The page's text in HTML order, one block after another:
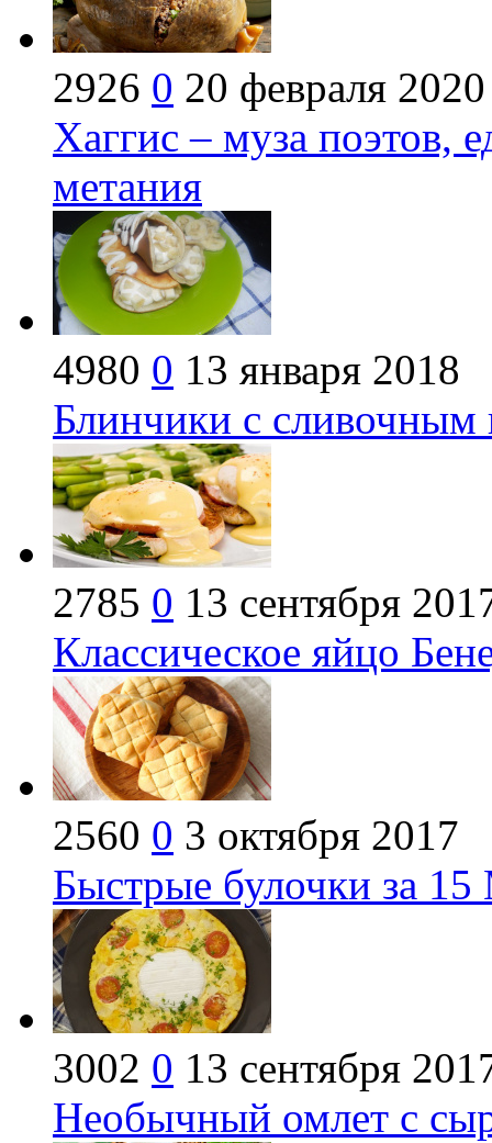
2926 0 20 февраля 2020
Хаггис – муза поэтов,
метания
4980 0 13 января 2018
Блинчики с сливочным
2785 0 13 сентября
Классическое яйцо
2560 0 3 октября 2017
Быстрые булочки за
3002 0 13 сентября
Необычный омлет с